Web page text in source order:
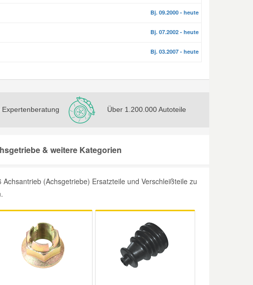
Bj. 09.2000 - heute
Bj. 07.2002 - heute
Bj. 03.2007 - heute
Expertenberatung Über 1.200.000 Autoteile
& weitere Kategorien
(Achsgetriebe) Ersatzteile und Verschleißteile zu